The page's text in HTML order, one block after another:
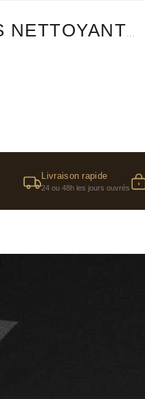
NETTOYANT...
Livraison rapide
24 ou 48h les jours ouvrés